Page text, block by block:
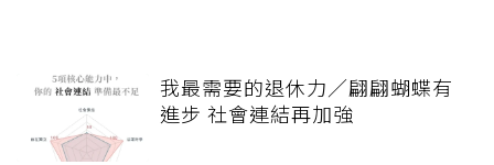
我最需要的退休力／翩翩蝴蝶有
進步 社會連結再加強